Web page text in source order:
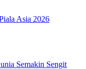
Asia 2026
Semakin Sengit